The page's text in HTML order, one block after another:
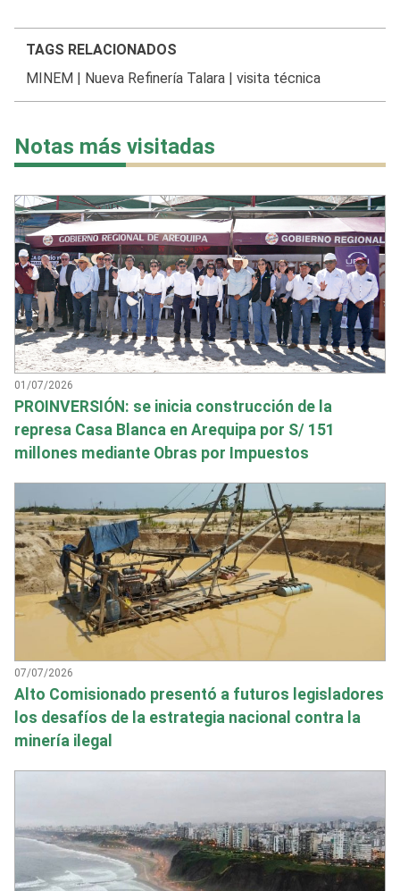
TAGS RELACIONADOS
MINEM
Nueva Refinería Talara| visita técnica
Notas más visitadas
01/07/2026
PROINVERSIÓN: se inicia construcción de la
represa Casa Blanca en Arequipa por S/ 151
millones mediante Obras por Impuestos
07/07/2026
Alto Comisionado presentó a futuros legisladores
los desafíos de la estrategia nacional contra la
minería ilegal